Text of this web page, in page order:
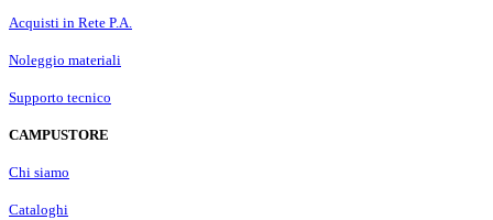
Acquisti in Rete P.A.
Noleggio materiali
Supporto tecnico
CAMPUSTORE
Chi siamo
Cataloghi